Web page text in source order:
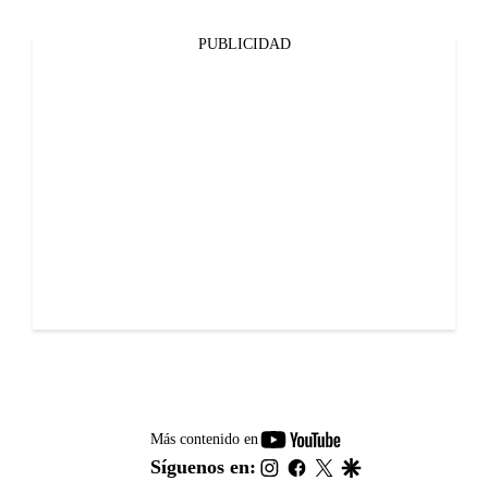
PUBLICIDAD
Más contenido en
youtube-
footer
Síguenos en: instagram
facebook
twitter